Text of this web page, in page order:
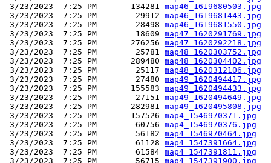
3/23/2023  7:25 PM       134281 map46_1619680503.jpg
3/23/2023  7:25 PM        29912 map46_1619681443.jpg
3/23/2023  7:25 PM        28498 map46_1619681550.jpg
3/23/2023  7:25 PM        18609 map47_1620291769.jpg
3/23/2023  7:25 PM       276256 map47_1620292218.jpg
3/23/2023  7:25 PM        25781 map48_1620303752.jpg
3/23/2023  7:25 PM       289480 map48_1620304402.jpg
3/23/2023  7:25 PM        25117 map48_1620312106.jpg
3/23/2023  7:25 PM        27480 map49_1620494417.jpg
3/23/2023  7:25 PM       155583 map49_1620494433.jpg
3/23/2023  7:25 PM        27151 map49_1620494649.jpg
3/23/2023  7:25 PM       282981 map49_1620495808.jpg
3/23/2023  7:25 PM       157526 map4_1546970371.jpg
3/23/2023  7:25 PM        60756 map4_1546970376.jpg
3/23/2023  7:25 PM        56182 map4_1546970464.jpg
3/23/2023  7:25 PM        61128 map4_1547391664.jpg
3/23/2023  7:25 PM        61584 map4_1547391811.jpg
3/23/2023  7:25 PM        56715 map4_1547391900.jpg